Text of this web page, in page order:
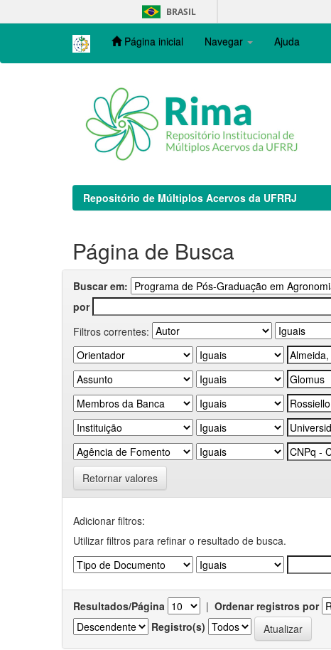
navigation
BRASIL
Página inicial Navegar Ajuda
Repositório de Múltiplos Acervos da UFRRJ
Página de Busca
Buscar em:
por
Filtros correntes:
Retornar valores
Adicionar filtros:
Utilizar filtros para refinar o resultado de busca.
Resultados/Página | Ordenar registros por
Registro(s)